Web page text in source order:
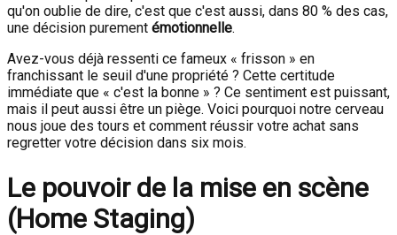
qu'on oublie de dire, c'est que c'est aussi, dans 80 % des cas,
une décision purement émotionnelle.
Avez-vous déjà ressenti ce fameux « frisson » en
franchissant le seuil d'une propriété ? Cette certitude
immédiate que « c'est la bonne » ? Ce sentiment est puissant,
mais il peut aussi être un piège. Voici pourquoi notre cerveau
nous joue des tours et comment réussir votre achat sans
regretter votre décision dans six mois.
Le pouvoir de la mise en scène
(Home Staging)